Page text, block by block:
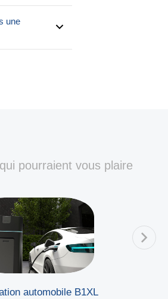
une
pourraient vous plaire
automobile B1XL